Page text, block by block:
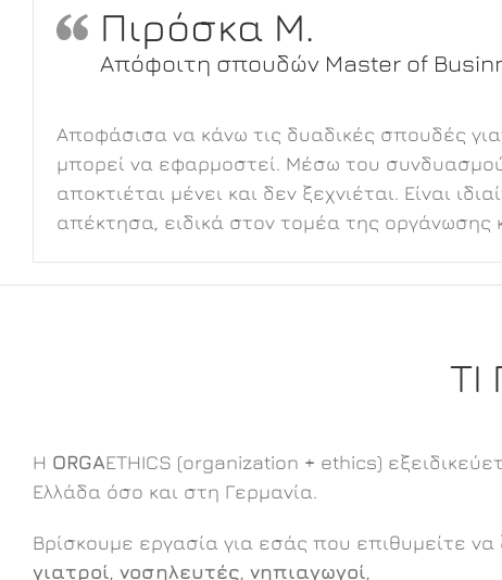
Πιρόσκα Μ.
Απόφοιτη σπουδών Master of
Αποφάσισα να κάνω τις δυαδικές σπουδές
μπορεί να εφαρμοστεί. Μέσω του
αποκτιέται μένει και δεν ξεχνιέται. Είναι
απέκτησα, ειδικά στον τομέα της οργάνωσης
Η ORGAETHICS (organization + ethics)
Ελλάδα όσο και στη Γερμανία.
Βρίσκουμε εργασία για εσάς που επιθυμείτε
γιατροί, νοσηλευτές, νηπιαγωγοί,